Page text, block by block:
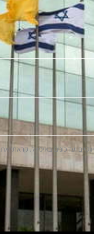
ועדכונים באימייל. קראתי את